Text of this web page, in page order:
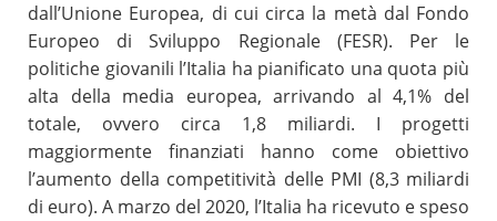
dall’Unione Europea, di cui circa la metà dal Fondo
Europeo di Sviluppo Regionale (FESR). Per le
politiche giovanili l’Italia ha pianificato una quota più
alta della media europea, arrivando al 4,1% del
totale, ovvero circa 1,8 miliardi. I progetti
maggiormente finanziati hanno come obiettivo
l’aumento della competitività delle PMI (8,3 miliardi
di euro). A marzo del 2020, l’Italia ha ricevuto e speso